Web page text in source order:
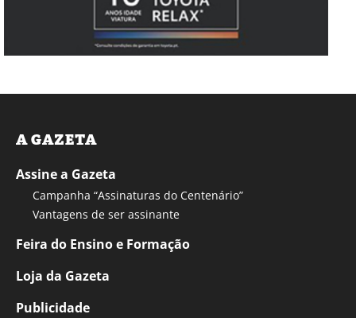
A GAZETA
Assine a Gazeta
Campanha “Assinaturas do Centenário”
Vantagens de ser assinante
Feira do Ensino e Formação
Loja da Gazeta
Publicidade